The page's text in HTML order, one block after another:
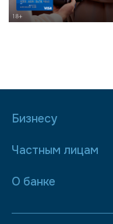
Бизнесу
Частным лицам
О банке